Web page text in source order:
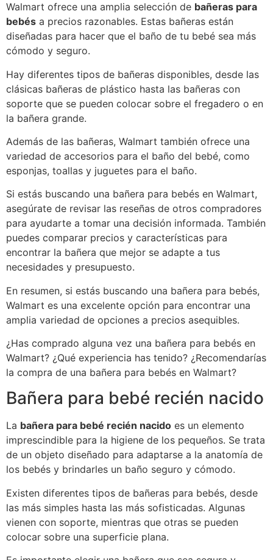
Walmart ofrece una amplia selección de bañeras para
bebés a precios razonables. Estas bañeras están
diseñadas para hacer que el baño de tu bebé sea más
cómodo y seguro.
Hay diferentes tipos de bañeras disponibles, desde las
clásicas bañeras de plástico hasta las bañeras con
soporte que se pueden colocar sobre el fregadero o en
la bañera grande.
Además de las bañeras, Walmart también ofrece una
variedad de accesorios para el baño del bebé, como
esponjas, toallas y juguetes para el baño.
Si estás buscando una bañera para bebés en Walmart,
asegúrate de revisar las reseñas de otros compradores
para ayudarte a tomar una decisión informada. También
puedes comparar precios y características para
encontrar la bañera que mejor se adapte a tus
necesidades y presupuesto.
En resumen, si estás buscando una bañera para bebés,
Walmart es una excelente opción para encontrar una
amplia variedad de opciones a precios asequibles.
¿Has comprado alguna vez una bañera para bebés en
Walmart? ¿Qué experiencia has tenido? ¿Recomendarías
la compra de una bañera para bebés en Walmart?
Bañera para bebé recién nacido
La bañera para bebé recién nacido es un elemento
imprescindible para la higiene de los pequeños. Se trata
de un objeto diseñado para adaptarse a la anatomía de
los bebés y brindarles un baño seguro y cómodo.
Existen diferentes tipos de bañeras para bebés, desde
las más simples hasta las más sofisticadas. Algunas
vienen con soporte, mientras que otras se pueden
colocar sobre una superficie plana.